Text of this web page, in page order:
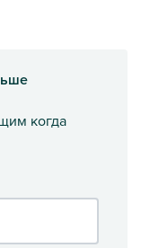
когда